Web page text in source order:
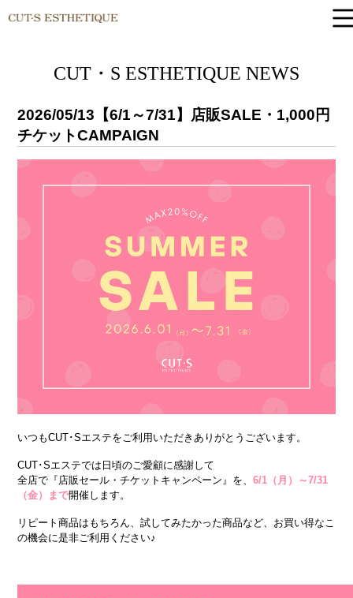
CUT・S ESTHETIQUE NEWS
2026/05/13 【6/1～7/31】店販SALE・1,000円
チケットCAMPAIGN
いつもCUT･Sエステをご利用いただきありがとうございます。
CUT･Sエステでは日頃のご愛顧に感謝して
全店で『店販セール・チケットキャンペーン』を、6/1（月）～7/31
（金）まで開催します。
リピート商品はもちろん、試してみたかった商品など、お買い得なこ
の機会に是非ご利用ください♪